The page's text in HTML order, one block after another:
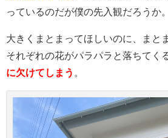
っているのだが僕の先入観だろうか。
大きくまとまってほしいのに、まと
それぞれの花がパラパラと落ちてく
に欠けてしまう